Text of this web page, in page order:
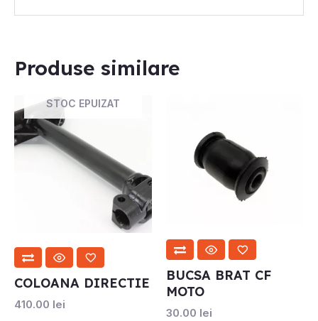
Produse similare
STOC EPUIZAT
COLOANA DIRECTIE
410.00 lei
BUCSA BRAT CF
MOTO
30.00 lei